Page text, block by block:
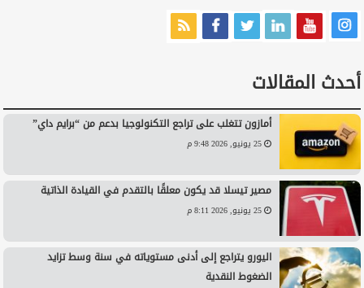
أحدث المقالات
أمازون تتغلب على تراجع التكنولوجيا بدعم من “برايم داي”
25 يونيو, 2026 9:48 م
مصير تيسلا قد يكون معلقًا بالتقدم في القيادة الذاتية
25 يونيو, 2026 8:11 م
اليورو يتراجع إلى أدنى مستوياته في سنة وسط تزايد
الضغوط النقدية